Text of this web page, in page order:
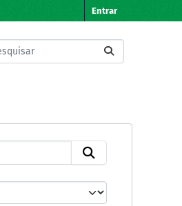
Entrar